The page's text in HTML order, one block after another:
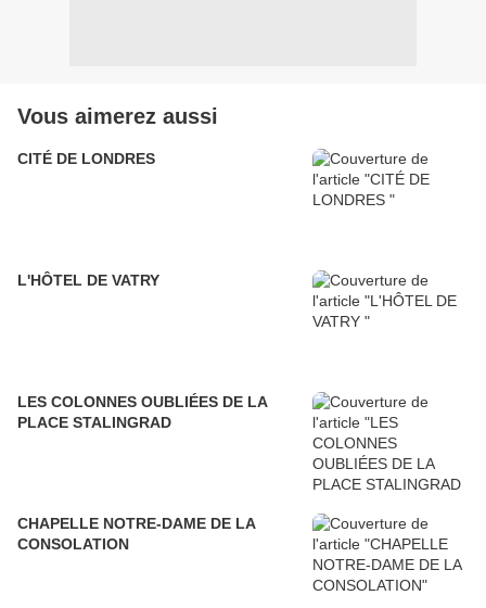
Vous aimerez aussi
CITÉ DE LONDRES
L'HÔTEL DE VATRY
LES COLONNES OUBLIÉES DE LA
PLACE STALINGRAD
CHAPELLE NOTRE-DAME DE LA
CONSOLATION